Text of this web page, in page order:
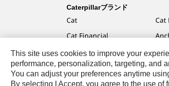
Caterpillarブランド
Cat
Cat Financial
Cat Reman
Cat Rentals
Cat
FG
This site uses cookies to improve your
performance, personalization, targeting, and
You can adjust your preferences anytime
By selecting I Accept, you agree to the use